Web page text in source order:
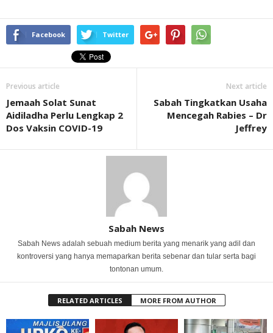
Facebook Twitter
Previous article
Jemaah Solat Sunat
Aidiladha Perlu Lengkap 2
Dos Vaksin COVID-19
Next article
Sabah Tingkatkan Usaha
Mencegah Rabies – Dr
Jeffrey
Sabah News
Sabah News adalah sebuah medium berita yang menarik yang adil dan
kontroversi yang hanya memaparkan berita sebenar dan tular serta bagi
tontonan umum.
RELATED ARTICLES MORE FROM AUTHOR